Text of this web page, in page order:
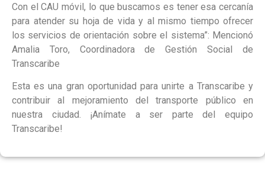
Con el CAU móvil, lo que buscamos es tener esa cercanía
para atender su hoja de vida y al mismo tiempo ofrecer
los servicios de orientación sobre el sistema”: Mencionó
Amalia Toro, Coordinadora de Gestión Social de
Transcaribe
Esta es una gran oportunidad para unirte a Transcaribe y
contribuir al mejoramiento del transporte público en
nuestra ciudad. ¡Anímate a ser parte del equipo
Transcaribe!